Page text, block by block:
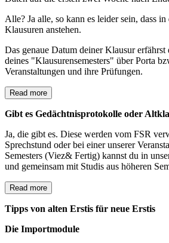
Alle? Ja alle, so kann es leider sein, dass
Klausuren anstehen.
Das genaue Datum deiner Klausur
deines "Klausurensemesters" über Porta
Veranstaltungen und ihre Prüfungen.
Read more
Gibt es Gedächtnisprotokolle oder
Ja, die gibt es. Diese werden vom FSR
Sprechstund oder bei einer unserer
Semesters (Viez& Fertig) kannst du in
und gemeinsam mit Studis aus höheren
Read more
Tipps von alten Erstis für neue Erstis
Die Importmodule